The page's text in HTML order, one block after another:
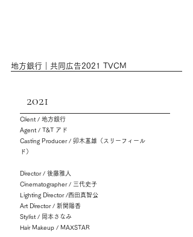
地方銀行｜共同広告2021 TVCM
2021
Client / 地方銀行
Agent / T&T アド
Casting Producer / 卯木基雄（スリーフィール
ド）
Director / 後藤雅人
Cinematographer / 三代史子
Lighting Director /西田真智公
Art Director / 新関陽香
Stylist / 岡本さなみ
Hair Makeup / MAXSTAR